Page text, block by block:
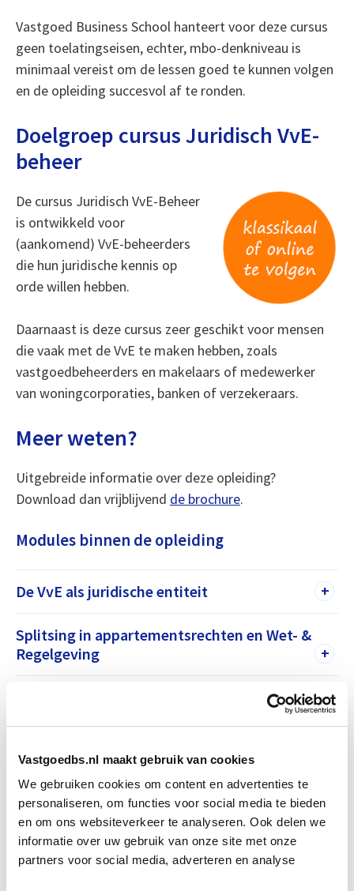
Vastgoedbs.nl maakt gebruik van cookies
We gebruiken cookies om content en advertenties te
personaliseren, om functies voor social media te bieden
en om ons websiteverkeer te analyseren. Ook delen we
informatie over uw gebruik van onze site met onze
partners voor social media, adverteren en analyse
Vastgoed Business School hanteert voor deze cursus
geen toelatingseisen, echter, mbo-denkniveau is
minimaal vereist om de lessen goed te kunnen volgen
en de opleiding succesvol af te ronden.
Doelgroep cursus Juridisch VvE-
beheer
De cursus Juridisch VvE-Beheer
is ontwikkeld voor
(aankomend) VvE-beheerders
die hun juridische kennis op
orde willen hebben.
Daarnaast is deze cursus zeer geschikt voor mensen
die vaak met de VvE te maken hebben, zoals
vastgoedbeheerders en makelaars of medewerker
van woningcorporaties, banken of verzekeraars.
Meer weten?
Uitgebreide informatie over deze opleiding?
Download dan vrijblijvend de brochure.
Modules binnen de opleiding
De VvE als juridische entiteit +
Splitsing in appartementsrechten en Wet- &
Regelgeving
+
Professioneel VvE-beheer welke is
geaccrediteerd en is officieel PE-
Registeropleiding bij de Stichting Permanente
Educatie Nederland (SPEN).